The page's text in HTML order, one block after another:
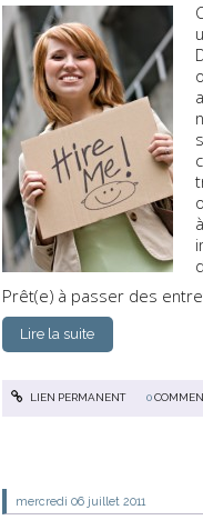
Prêt(e) à passer des
Lire la suite
LIEN PERMANENT 0
mercredi 06 juillet 2011